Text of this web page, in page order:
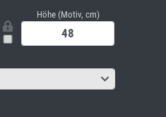
Höhe (Motiv, cm)